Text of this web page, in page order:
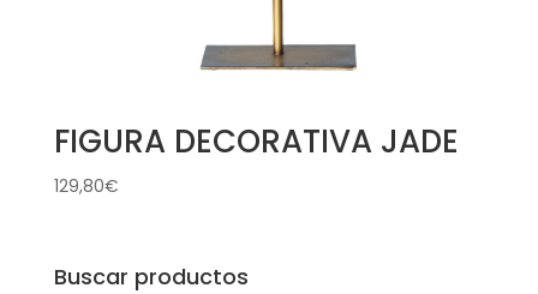
FIGURA DECORATIVA JADE
129,80€
Buscar productos